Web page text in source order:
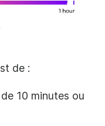
de :
10 minutes ou